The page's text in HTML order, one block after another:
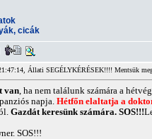
cicák
Állati SEGÉLYKÉRÉSEK!!!! Mentsük
van , ha nem találunk számára a
napja. Hétfőn elaltatja a
Gazdát keresünk számára. SOS!!!
SOS!!!